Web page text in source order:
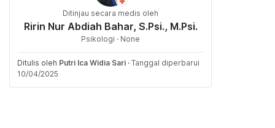
Ditinjau secara medis oleh
Ririn Nur Abdiah Bahar, S.Psi., M.Psi.
Psikologi · None
Ditulis oleh Putri Ica Widia Sari · Tanggal diperbarui
10/04/2025